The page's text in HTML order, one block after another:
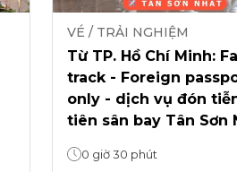
VÉ / TRẢI NGHIỆM
Từ TP. Hồ Chí Minh:
track - Foreign
only - dịch vụ đón
tiên sân bay Tân Sơn
0 giờ 30 phút